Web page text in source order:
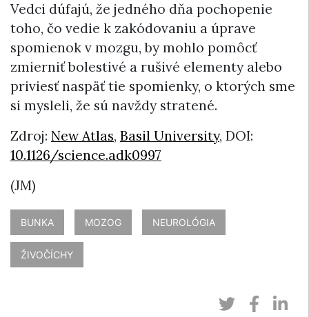
Vedci dúfajú, že jedného dňa pochopenie
toho, čo vedie k zakódovaniu a úprave
spomienok v mozgu, by mohlo pomôcť
zmierniť bolestivé a rušivé elementy alebo
priviesť naspäť tie spomienky, o ktorých sme
si mysleli, že sú navždy stratené.
Zdroj: New Atlas, Basil University, DOI:
10.1126/science.adk0997
(JM)
BUNKA MOZOG NEUROLÓGIA
ŽIVOČÍCHY